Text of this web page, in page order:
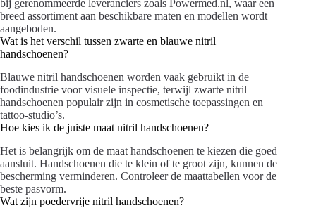
bij gerenommeerde leveranciers zoals Powermed.nl, waar een
breed assortiment aan beschikbare maten en modellen wordt
aangeboden.
Wat is het verschil tussen zwarte en blauwe nitril
handschoenen?
Blauwe nitril handschoenen worden vaak gebruikt in de
foodindustrie voor visuele inspectie, terwijl zwarte nitril
handschoenen populair zijn in cosmetische toepassingen en
tattoo-studio’s.
Hoe kies ik de juiste maat nitril handschoenen?
Het is belangrijk om de maat handschoenen te kiezen die goed
aansluit. Handschoenen die te klein of te groot zijn, kunnen de
bescherming verminderen. Controleer de maattabellen voor de
beste pasvorm.
Wat zijn poedervrije nitril handschoenen?